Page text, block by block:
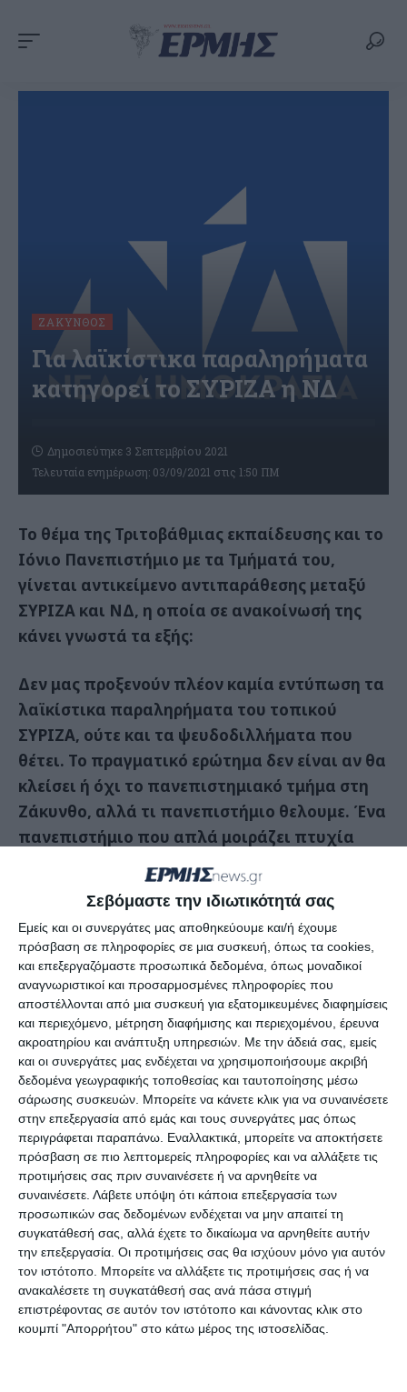
Σεβόμαστε την ιδιωτικότητά σας
Εμείς και οι συνεργάτες μας αποθηκεύουμε και/ή έχουμε
πρόσβαση σε πληροφορίες σε μια συσκευή, όπως τα cookies,
και επεξεργαζόμαστε προσωπικά δεδομένα, όπως μοναδικοί
αναγνωριστικοί και προσαρμοσμένες πληροφορίες που
αποστέλλονται από μια συσκευή για εξατομικευμένες διαφημίσεις
και περιεχόμενο, μέτρηση διαφήμισης και περιεχομένου, έρευνα
ακροατηρίου και ανάπτυξη υπηρεσιών. Με την άδειά σας, εμείς
και οι συνεργάτες μας ενδέχεται να χρησιμοποιήσουμε ακριβή
δεδομένα γεωγραφικής τοποθεσίας και ταυτοποίησης μέσω
σάρωσης συσκευών. Μπορείτε να κάνετε κλικ για να συναινέσετε
στην επεξεργασία από εμάς και τους συνεργάτες μας όπως
περιγράφεται παραπάνω. Εναλλακτικά, μπορείτε να αποκτήσετε
πρόσβαση σε πιο λεπτομερείς πληροφορίες και να αλλάξετε τις
προτιμήσεις σας πριν συναινέσετε ή να αρνηθείτε να
συναινέσετε. Λάβετε υπόψη ότι κάποια επεξεργασία των
προσωπικών σας δεδομένων ενδέχεται να μην απαιτεί τη
συγκατάθεσή σας, αλλά έχετε το δικαίωμα να αρνηθείτε αυτήν
την επεξεργασία. Οι προτιμήσεις σας θα ισχύουν μόνο για αυτόν
τον ιστότοπο. Μπορείτε να αλλάξετε τις προτιμήσεις σας ή να
ανακαλέσετε τη συγκατάθεσή σας ανά πάσα στιγμή
επιστρέφοντας σε αυτόν τον ιστότοπο και κάνοντας κλικ στο
κουμπί "Απορρήτου" στο κάτω μέρος της ιστοσελίδας.
ΖΆΚΥΝΘΟΣ
Για λαϊκίστικα παραληρήματα
κατηγορεί το ΣΥΡΙΖΑ η ΝΔ
Τελευταία ενημέρωση: 03/09/2021 στις 1:50 ΠΜ
Δημοσιεύτηκε 3 Σεπτεμβρίου 2021
Το θέμα της Τριτοβάθμιας εκπαίδευσης και το
Ιόνιο Πανεπιστήμιο με τα Τμήματά του,
γίνεται αντικείμενο αντιπαράθεσης μεταξύ
ΣΥΡΙΖΑ και ΝΔ, η οποία σε ανακοίνωσή της
κάνει γνωστά τα εξής:
Δεν μας προξενούν πλέον καμία εντύπωση τα
λαϊκίστικα παραληρήματα του τοπικού
ΣΥΡΙΖΑ, ούτε και τα ψευδοδιλλήματα που
θέτει. Το πραγματικό ερώτημα δεν είναι αν θα
κλείσει ή όχι το πανεπιστημιακό τμήμα στη
Ζάκυνθο, αλλά τι πανεπιστήμιο θελουμε. Ένα
πανεπιστήμιο που απλά μοιράζει πτυχία
χωρίς αντίκρισμα, υποβαθμισμένο,
απαξιωμένο, που τελικά δεν γνωρίζουμε
ποιον εξυπηρετεί ή ένα πανεπιστήμιο με
κύρος, αναβαθμισμένο, που παράγει έργο και
εξασφαλίζει το μέλλον στους φοιτητές;
Η κυβέρνηση της ΝΔ, οι νέοι και η κοινωνία
έχουν ήδη δώσει την απάντηση. Ο κομματικός
μηχανισμός του ΣΥΡΙΖΑ παραμένει δέσμιος
των ιδεολογικών του αγκυλώσεων και
αναζητήσεων στην Ελλάδα του χθες.
Το πόσο καιροσκοπικά αντιμετωπίζουν οι
τοπικοί παράγοντες του ΣΥΡΙΖΑ τα σοβαρά
θέματα στο νησί, αποδεικνύεται απ το
γεγονός ότι εξέδωσαν ανακοίνωση με την
οποία εγκαλούν τον βουλευτή ότι κρύβεται,
ενώ ο ίδιος είχε τοποθετηθεί δημόσια για το
συγκεκριμένο ζήτημα σε τοπικό ραδιόφωνο 2
μέρες πριν. Μάλιστα οι δηλώσεις του